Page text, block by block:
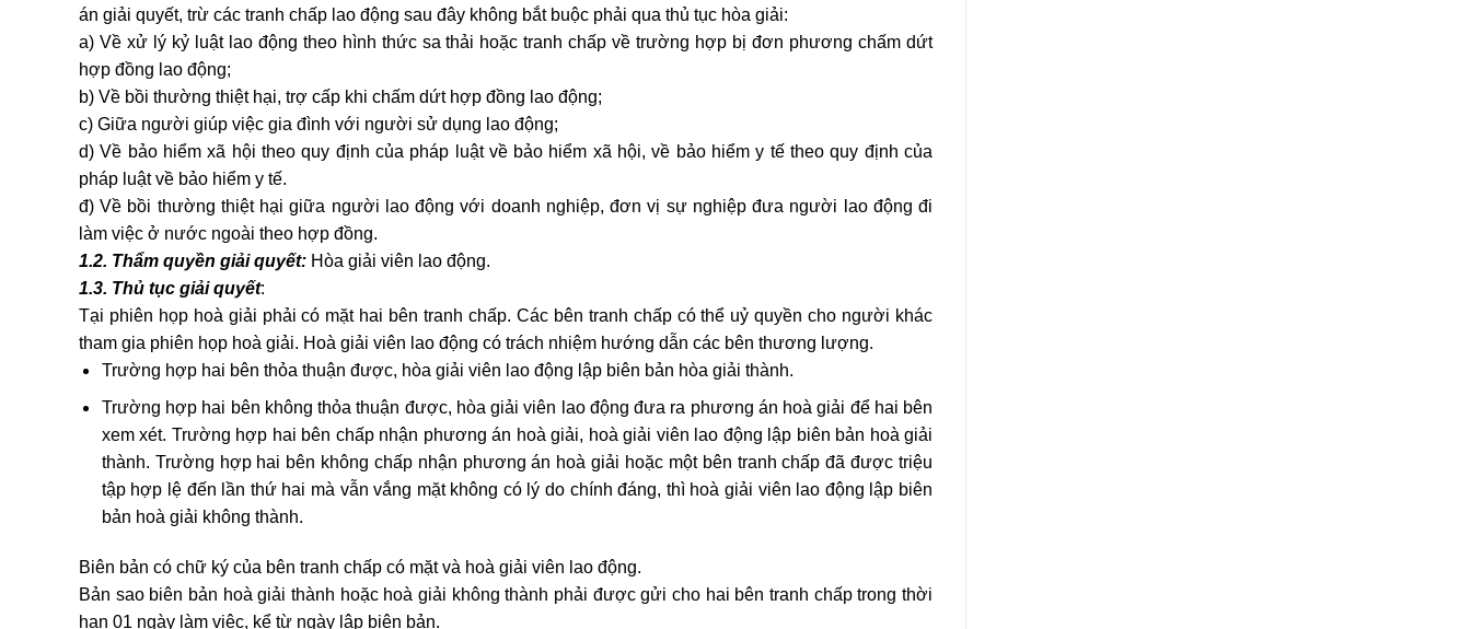
án giải quyết, trừ các tranh chấp lao động sau đây không bắt buộc phải qua thủ tục hòa giải:
a) Về xử lý kỷ luật lao động theo hình thức sa thải hoặc tranh chấp về trường hợp bị đơn phương chấm dứt
hợp đồng lao động;
b) Về bồi thường thiệt hại, trợ cấp khi chấm dứt hợp đồng lao động;
c) Giữa người giúp việc gia đình với người sử dụng lao động;
d) Về bảo hiểm xã hội theo quy định của pháp luật về bảo hiểm xã hội, về bảo hiểm y tế theo quy định của
pháp luật về bảo hiểm y tế.
đ) Về bồi thường thiệt hại giữa người lao động với doanh nghiệp, đơn vị sự nghiệp đưa người lao động đi
làm việc ở nước ngoài theo hợp đồng.
1.2. Thẩm quyền giải quyết: Hòa giải viên lao động.
1.3. Thủ tục giải quyết:
Tại phiên họp hoà giải phải có mặt hai bên tranh chấp. Các bên tranh chấp có thể uỷ quyền cho người khác
tham gia phiên họp hoà giải. Hoà giải viên lao động có trách nhiệm hướng dẫn các bên thương lượng.
Trường hợp hai bên thỏa thuận được, hòa giải viên lao động lập biên bản hòa giải thành.
Trường hợp hai bên không thỏa thuận được, hòa giải viên lao động đưa ra phương án hoà giải để hai bên
xem xét. Trường hợp hai bên chấp nhận phương án hoà giải, hoà giải viên lao động lập biên bản hoà giải
thành. Trường hợp hai bên không chấp nhận phương án hoà giải hoặc một bên tranh chấp đã được triệu
tập hợp lệ đến lần thứ hai mà vẫn vắng mặt không có lý do chính đáng, thì hoà giải viên lao động lập biên
bản hoà giải không thành.
Biên bản có chữ ký của bên tranh chấp có mặt và hoà giải viên lao động.
Bản sao biên bản hoà giải thành hoặc hoà giải không thành phải được gửi cho hai bên tranh chấp trong thời
hạn 01 ngày làm việc, kể từ ngày lập biên bản.